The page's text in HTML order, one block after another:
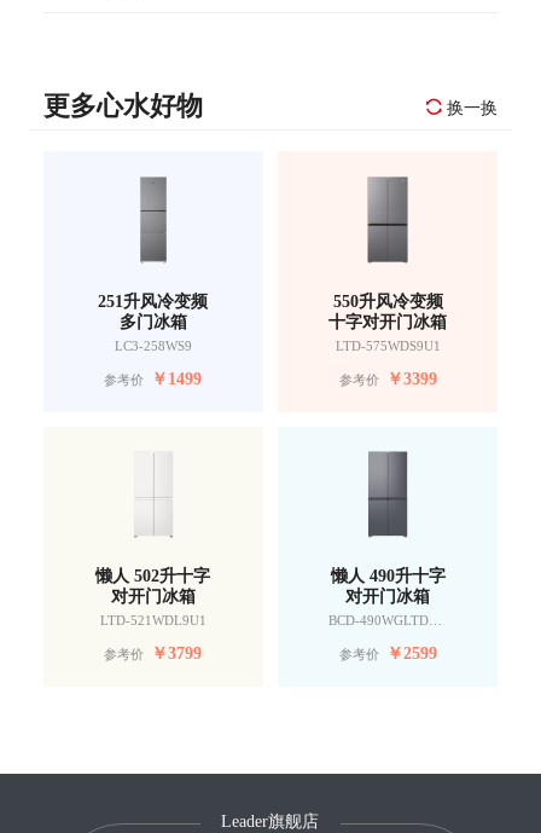
更多心水好物 换一换
251升风冷变频
多门冰箱
LC3-258WS9
参考价 ￥1499
550升风冷变频
十字对开门冰箱
LTD-575WDS9U1
参考价 ￥3399
懒人 502升十字
对开门冰箱
LTD-521WDL9U1
参考价 ￥3799
懒人 490升十字
对开门冰箱
BCD-490WGLTDD9G9U1
参考价 ￥2599
Leader旗舰店